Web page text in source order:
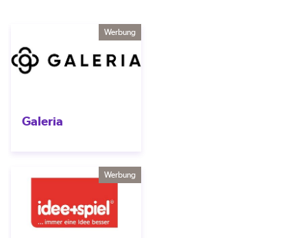
Werbung
Galeria
Werbung